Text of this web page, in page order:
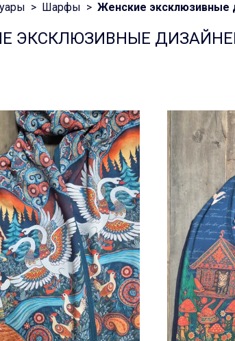
Шарфы Женские эксклюзивные
ЭКСКЛЮЗИВНЫЕ